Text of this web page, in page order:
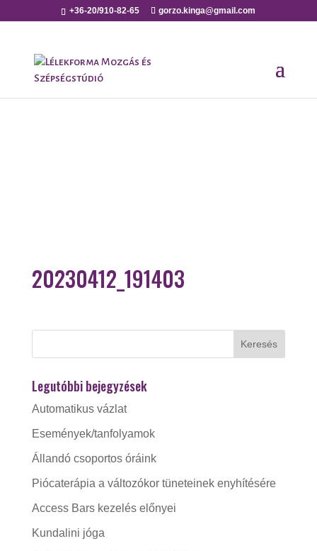
+36-20/910-82-65 gorzo.kinga@gmail.com
20230412_191403
Legutóbbi bejegyzések
Automatikus vázlat
Események/tanfolyamok
Állandó csoportos óráink
Piócaterápia a változókor tüneteinek enyhítésére
Access Bars kezelés előnyei
Kundalini jóga